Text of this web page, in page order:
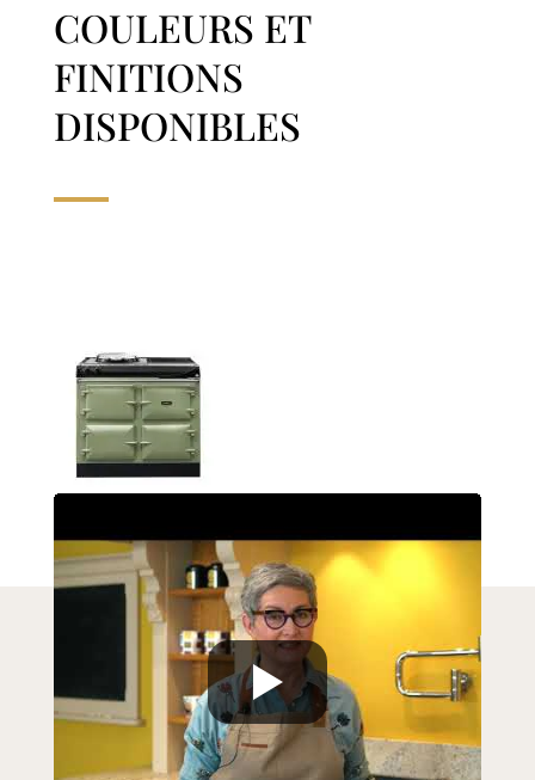
COULEURS ET
FINITIONS
DISPONIBLES